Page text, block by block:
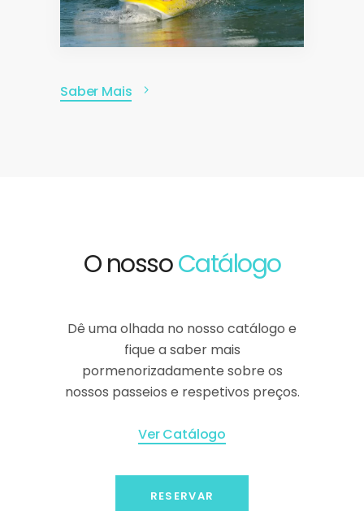
Saber Mais
O nossoCatálogo
Dê uma olhada no nosso catálogo e
fique a saber mais
pormenorizadamente sobre os
nossos passeios e respetivos preços.
Ver Catálogo
RESERVAR